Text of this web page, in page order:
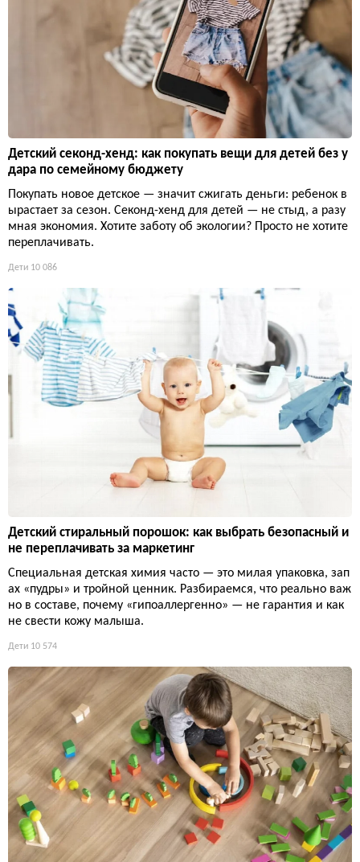
Детский секонд-хенд: как покупать вещи для детей без у
дара по семейному бюджету
Покупать новое детское — значит сжигать деньги: ребенок в
ырастает за сезон. Секонд-хенд для детей — не стыд, а разу
мная экономия. Хотите заботу об экологии? Просто не хотите
переплачивать.
Дети 10 086
Детский стиральный порошок: как выбрать безопасный и
не переплачивать за маркетинг
Специальная детская химия часто — это милая упаковка, зап
ах «пудры» и тройной ценник. Разбираемся, что реально важ
но в составе, почему «гипоаллергенно» — не гарантия и как
не свести кожу малыша.
Дети 10 574